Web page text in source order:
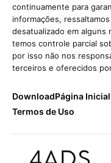
continuamente para
informações,
desatualizado em alguns
temos controle parcial
por isso não nos
terceiros e oferecidos
DownloadPágina Inicial
Termos de Uso